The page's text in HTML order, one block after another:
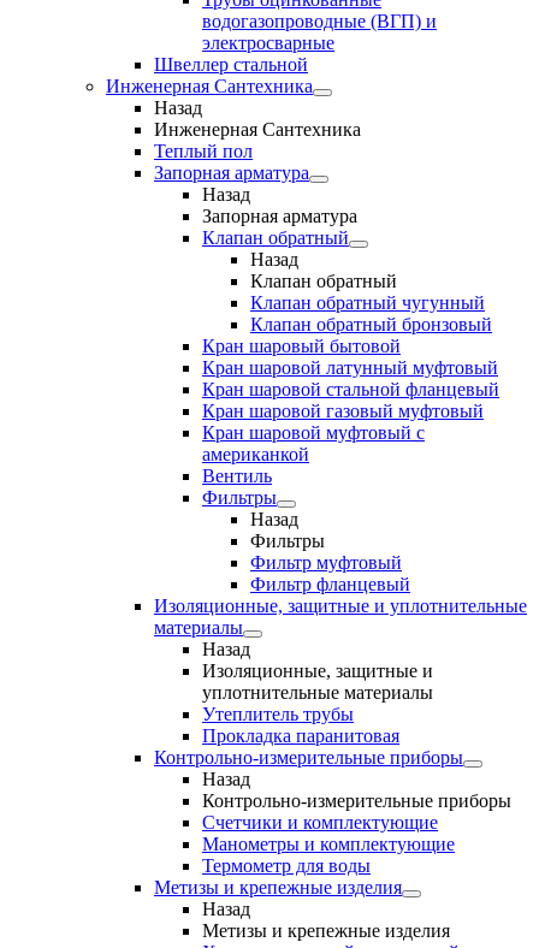
водогазопроводные (ВГП) и
электросварные
Швеллер стальной
Инженерная Сантехника
Назад
Инженерная Сантехника
Теплый пол
Запорная арматура
Назад
Запорная арматура
Клапан обратный
Назад
Клапан обратный
Клапан обратный чугунный
Клапан обратный бронзовый
Кран шаровый бытовой
Кран шаровой латунный муфтовый
Кран шаровой стальной фланцевый
Кран шаровой газовый муфтовый
Кран шаровой муфтовый с
американкой
Вентиль
Фильтры
Назад
Фильтры
Фильтр муфтовый
Фильтр фланцевый
Изоляционные, защитные и уплотнительные
материалы
Назад
Изоляционные, защитные и
уплотнительные материалы
Утеплитель трубы
Прокладка паранитовая
Контрольно-измерительные приборы
Назад
Контрольно-измерительные приборы
Счетчики и комплектующие
Манометры и комплектующие
Термометр для воды
Метизы и крепежные изделия
Назад
Метизы и крепежные изделия